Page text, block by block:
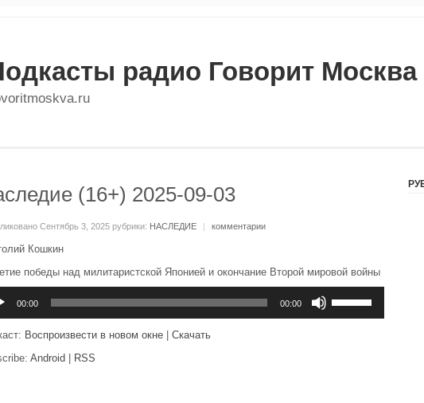
радио Говорит
(16+) 2025-09-03
Сентябрь 3, 2025 рубрики: НАСЛЕДИЕ | комментарии
Кошкин
победы над милитаристской Японией и окончание Второй мировой войны
00:00 00:00
клавиши
Воспроизвести в новом окне
Скачать
Android RSS